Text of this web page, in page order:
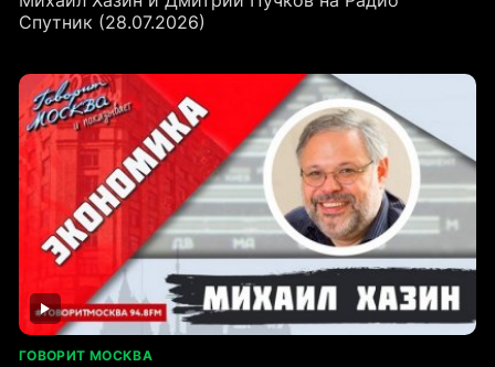
Спутник (28.07.2026)
ГОВОРИТ МОСКВА